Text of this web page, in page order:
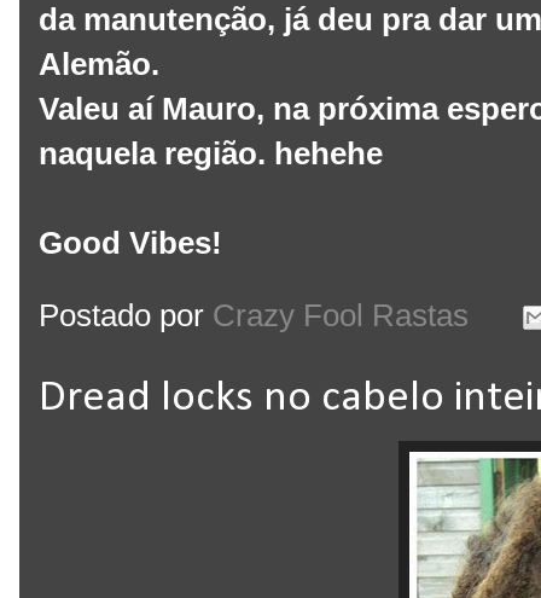
da manutenção, já deu pra dar
Alemão.
Valeu aí Mauro, na próxima
naquela região. hehehe
Good Vibes!
Postado por Crazy Fool Rastas
Dread locks no cabelo